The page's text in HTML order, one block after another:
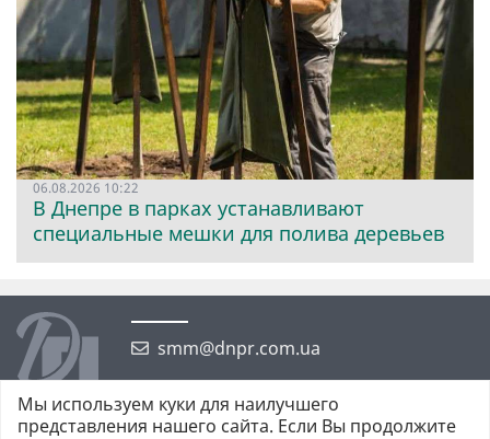
06.08.2026 10:22
В Днепре в парках устанавливают
специальные мешки для полива деревьев
smm@dnpr.com.ua
Мы используем куки для наилучшего
представления нашего сайта. Если Вы продолжите